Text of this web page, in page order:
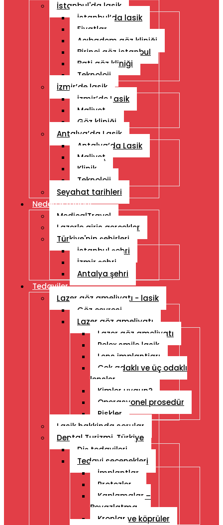
İstanbul'da lasik
İstanbul’da lasik
Fiyatlar
Acıbadem göz kliniği
Birinci göz istanbul
Bati göz kliniği
Teknoloji
İzmir’de lasik
İzmir’de Lasik
Maliyet
Göz kliniği
Antalya’da Lasik
Antalya’da Lasik
Maliyet
Klinik
Teknoloji
Seyahat tarihleri
Neden Istanbul
MedicalTravel
Lazerle giris gercekler
Türkiye'nin şehirleri
İstanbul şehri
İzmir şehri
Antalya şehri
Tedaviler
Lazer göz ameliyatı - lasik
Göz çevresi
Lazer göz ameliyatı
Lazer göz ameliyatı
Relex smile lasik
Lens implantiarı
Çok adaklı ve üç odaklı
lensler
Kimler uygun?
Operasyonel prosedür
Riskler
Lasik hakkinda sorular
Dental Turizmi, Türkiye
Diş tedavileri
Tedavi seçenekleri
İmplantlar
Protezler
Kaplamalar –
Beyazlatma
Kronlar ve köprüler